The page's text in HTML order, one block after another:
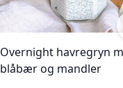
Overnight havregryn
blåbær og mandler